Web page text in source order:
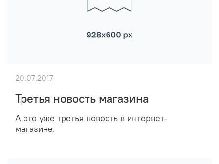
Третья новость магазина
А это уже третья новость в интернет-
магазине.
20.07.2017